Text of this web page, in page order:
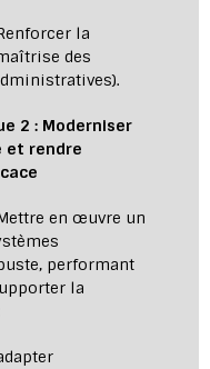
la
des
2 : Moderniser
et rendre
en œuvre un
performant
la